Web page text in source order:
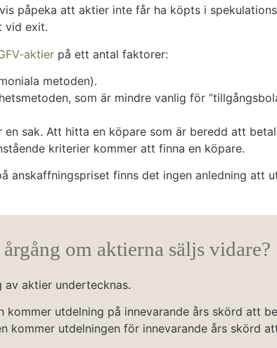
påpeka att aktier inte får ha köpts i
vid exit.
aktier på ett antal faktorer:
metoden).
som är mindre vanlig för
sak. Att hitta en köpare som är beredd att
kriterier kommer att finna en köpare.
anskaffningspriset finns det ingen anledning att
om aktierna säljs vidare?
aktier undertecknas.
utdelning på innevarande års skörd att
kommer utdelningen för innevarande års skörd